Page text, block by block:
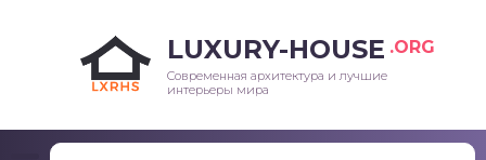
LUXURY-HOUSE .ORG
Современная архитектура и лучшие
интерьеры мира